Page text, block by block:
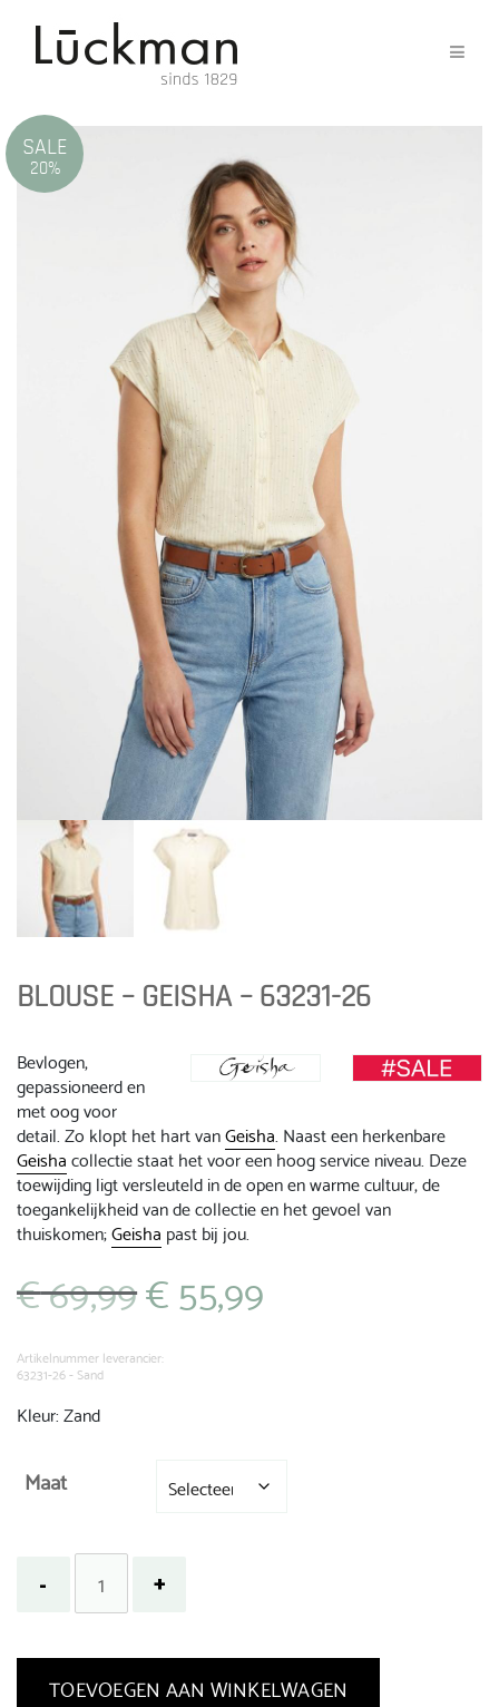
SALE
20%
BLOUSE – GEISHA – 63231-26
Bevlogen,
gepassioneerd en
met oog voor
detail. Zo klopt het hart vanGeisha. Naast een herkenbare
Geishacollectie staat het voor een hoog service niveau. Deze
toewijding ligt versleuteld in de open en warme cultuur, de
toegankelijkheid van de collectie en het gevoel van
thuiskomen;Geisha past bij jou.
€69,99 Oorspronkelijke
prijs
€ 69,99.
€55,99
Artikelnummer leverancier:
63231-26 - Sand
Kleur: Zand
Maat
TOEVOEGEN AAN WINKELWAGEN